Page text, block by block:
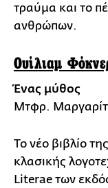
τραύμα και το
ανθρώπων.
Ουίλιαμ
Ένας μύθος
Μτφρ.
Το νέο βιβλίο
κλασικής
Literae των